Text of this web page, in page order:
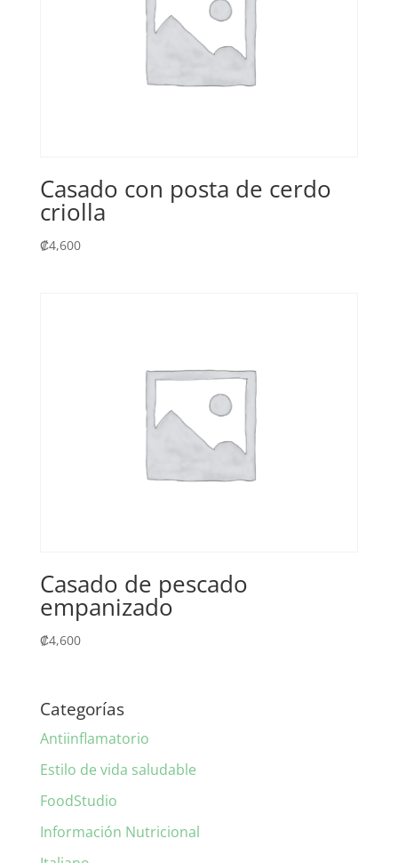
Casado con posta de cerdo
criolla
₡4,600
Casado de pescado
empanizado
₡4,600
Categorías
Antiinflamatorio
Estilo de vida saludable
FoodStudio
Información Nutricional